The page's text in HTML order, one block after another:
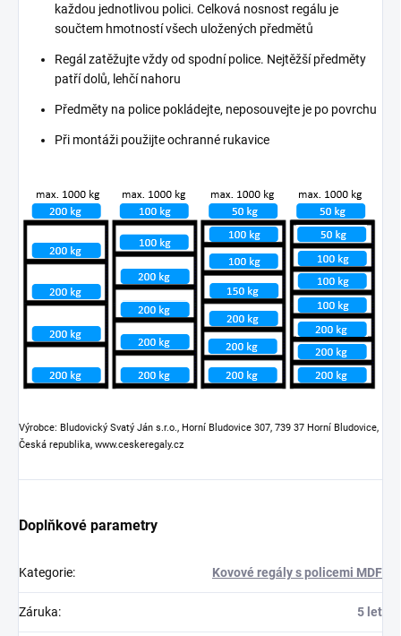
každou jednotlivou polici. Celková nosnost regálu je
součtem hmotností všech uložených předmětů
Regál zatěžujte vždy od spodní police. Nejtěžší předměty
patří dolů, lehčí nahoru
Předměty na police pokládejte, neposouvejte je po povrchu
Při montáži použijte ochranné rukavice
Výrobce: Bludovický Svatý Ján s.r.o., Horní Bludovice 307, 739 37 Horní Bludovice,
Česká republika, www.ceskeregaly.cz
Doplňkové parametry
Kategorie: Kovové regály s policemi MDF
Záruka: 5 let